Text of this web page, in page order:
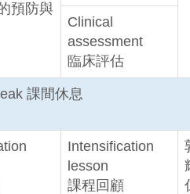
預防與
Clinical
assessment
臨床評估
課間休息
Intensification
lesson
課程回顧